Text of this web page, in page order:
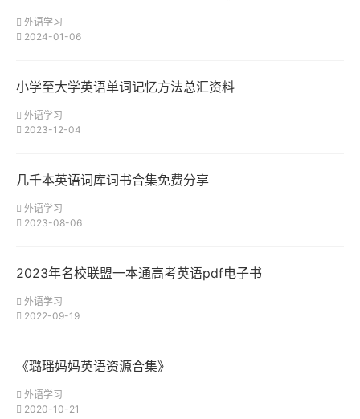
外语学习
2024-01-06
小学至大学英语单词记忆方法总汇资料
外语学习
2023-12-04
几千本英语词库词书合集免费分享
外语学习
2023-08-06
2023年名校联盟一本通高考英语pdf电子书
外语学习
2022-09-19
《璐瑶妈妈英语资源合集》
外语学习
2020-10-21